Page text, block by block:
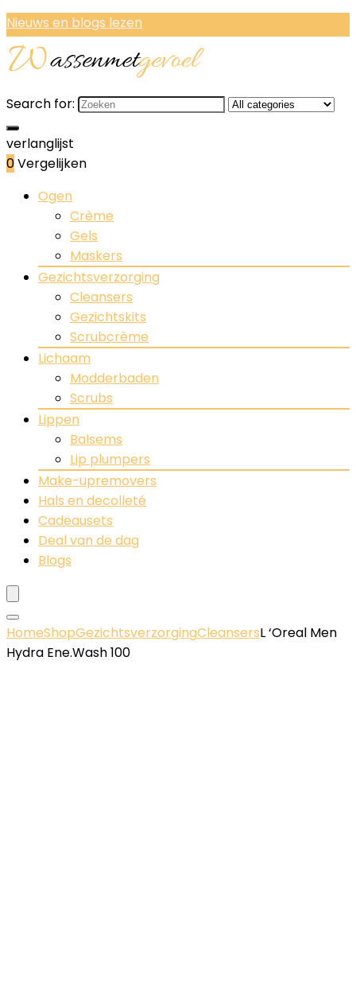
Nieuws en blogs lezen
Search for:
verlanglijst
0Vergelijken
Ogen
Crème
Gels
Maskers
Gezichtsverzorging
Cleansers
Gezichtskits
Scrubcrème
Lichaam
Modderbaden
Scrubs
Lippen
Balsems
Lip plumpers
Make-upremovers
Hals en decolleté
Cadeausets
Deal van de dag
Blogs
HomeShopGezichtsverzorgingCleansersL ‘Oreal Men
Hydra Ene.Wash 100